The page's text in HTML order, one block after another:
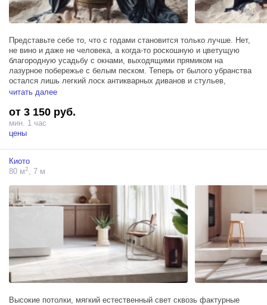
Представьте себе то, что с годами становится только лучше. Нет,
не вино и даже не человека, а когда-то роскошную и цветущую
благородную усадьбу с окнами, выходящими прямиком на
лазурное побережье с белым песком. Теперь от былого убранства
остался лишь легкий лоск антикварных диванов и стульев,
давным-давно подчеркивающих аристократичность и статусность
руинированности, и каждая деталь, от белоснежного песка, как
будто нанесенного теплым морским ветром, до бетонных стен, узор
которых с годами становиться все изысканнее, наполняет картину.
читать далее
от 3 150 руб.
мин. 1 час
цены
Киото
80 м2 , 7 м
Высокие потолки, мягкий естественный свет сквозь фактурные